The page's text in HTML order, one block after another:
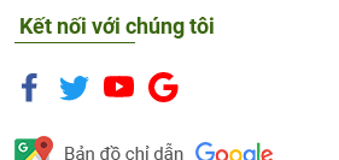
Kết nối với chúng tôi